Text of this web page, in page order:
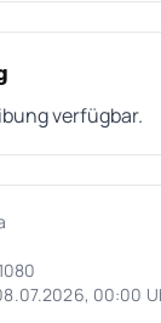
verfügbar.
00:00